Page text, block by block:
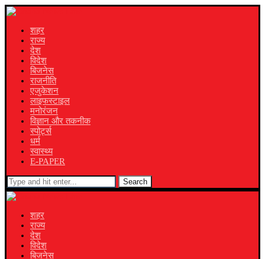
शहर
राज्य
देश
विदेश
बिजनेस
राजनीति
एजुकेशन
लाइफस्टाइल
मनोरंजन
विज्ञान और तकनीक
स्पोर्ट्स
धर्म
स्वास्थ्य
E-PAPER
Search
शहर
राज्य
देश
विदेश
बिजनेस